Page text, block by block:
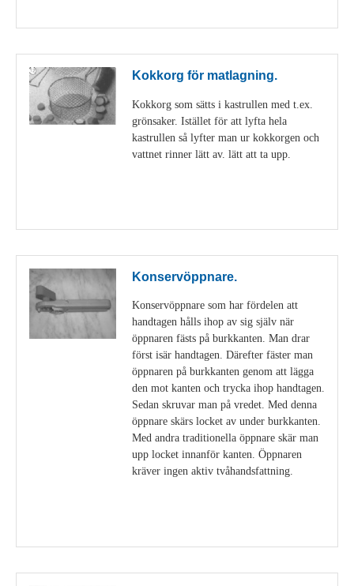
Kokkorg för matlagning.
Kokkorg som sätts i kastrullen med t.ex.
grönsaker. Istället för att lyfta hela
kastrullen så lyfter man ur kokkorgen och
vattnet rinner lätt av. lätt att ta upp.
Konservöppnare.
Konservöppnare som har fördelen att
handtagen hålls ihop av sig själv när
öppnaren fästs på burkkanten. Man drar
först isär handtagen. Därefter fäster man
öppnaren på burkkanten genom att lägga
den mot kanten och trycka ihop handtagen.
Sedan skruvar man på vredet. Med denna
öppnare skärs locket av under burkkanten.
Med andra traditionella öppnare skär man
upp locket innanför kanten. Öppnaren
kräver ingen aktiv tvåhandsfattning.